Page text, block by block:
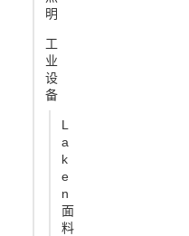
明
工
业
设
备
L
a
k
e
n
面
料